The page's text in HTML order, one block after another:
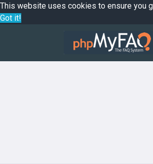
This website uses cookies to ensure you
Got it!